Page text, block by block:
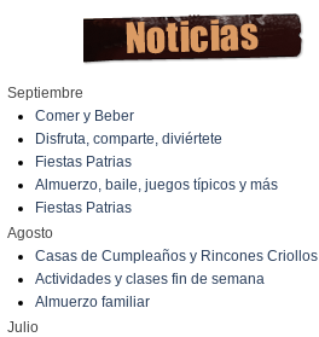
Septiembre
Comer y Beber
Disfruta, comparte, diviértete
Fiestas Patrias
Almuerzo, baile, juegos típicos y más
Fiestas Patrias
Agosto
Casas de Cumpleaños y Rincones Criollos
Actividades y clases fin de semana
Almuerzo familiar
Julio